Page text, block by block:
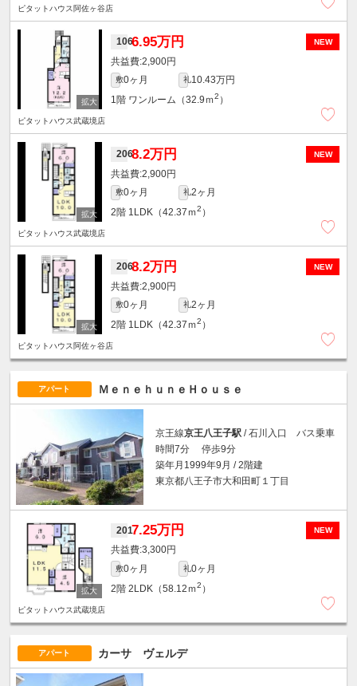
ピタットハウス阿佐ヶ谷店
NEW
1066.95万円
2,900円
敷0ヶ月 礼10.43万円
1階 ワンルーム（32.9ｍ2 ）
ピタットハウス武蔵境店
NEW
2068.2万円
2,900円
敷0ヶ月 礼2ヶ月
2階 1LDK（42.37ｍ2 ）
ピタットハウス武蔵境店
NEW
2068.2万円
2,900円
敷0ヶ月 礼2ヶ月
2階 1LDK（42.37ｍ2 ）
ピタットハウス阿佐ヶ谷店
アパート ＭｅｎｅｈｕｎｅＨｏｕｓｅ
京王線京王八王子駅 / 石川入口 バス乗車
時間7分 停歩9分
築年月1999年9月 / 2階建
東京都八王子市大和田町１丁目
NEW
2017.25万円
3,300円
敷0ヶ月 礼0ヶ月
2階 2LDK（58.12ｍ2 ）
ピタットハウス武蔵境店
アパート カーサ ヴェルデ